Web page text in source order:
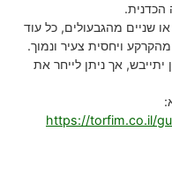
הכדנית.
שניים מהגבעולים, כל עוד
ויחסית צעיר ונמוך.
אך ניתן לייחר את
https://torfim.co.il/